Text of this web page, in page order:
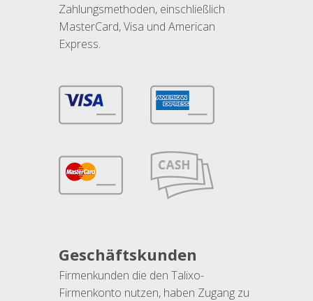
Zahlungsmethoden, einschließlich
MasterCard, Visa und American
Express.
Geschäftskunden
Firmenkunden die den Talixo-
Firmenkonto nutzen, haben Zugang zu